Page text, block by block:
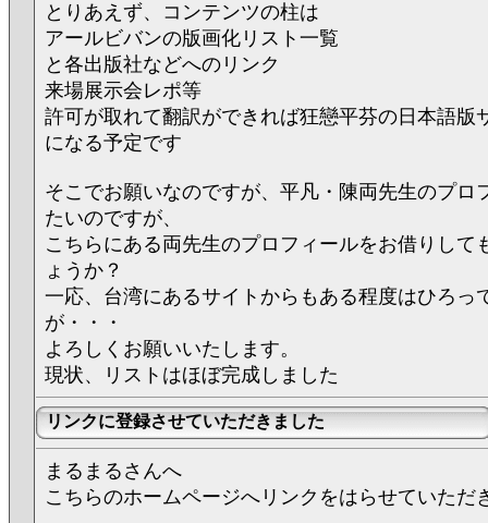
とりあえず、コンテンツの柱は
アールビバンの版画化リスト一覧
と各出版社などへのリンク
来場展示会レポ等
許可が取れて翻訳ができれば狂戀平芬の日本語版
になる予定です
そこでお願いなのですが、平凡・陳両先生のプロ
たいのですが、
こちらにある両先生のプロフィールをお借りして
ょうか？
一応、台湾にあるサイトからもある程度はひろっ
が・・・
よろしくお願いいたします。
現状、リストはほぼ完成しました
リンクに登録させていただきました
まるまるさんへ
こちらのホームページへリンクをはらせていただ